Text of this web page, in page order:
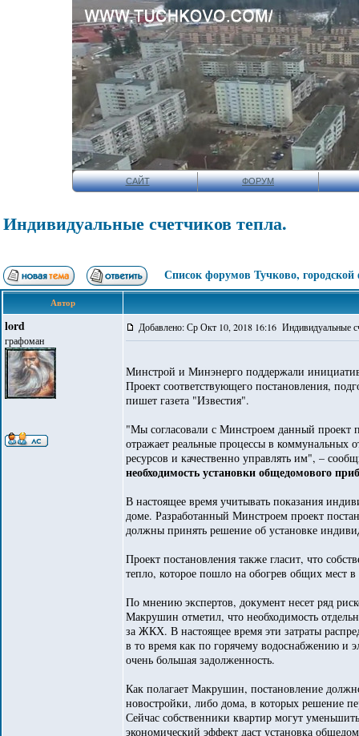
САЙТ ФОРУМ
Индивидуальные счетчиков тепла.
Список форумов Тучково,
Автор
lord
графоман
Добавлено: Ср Окт 10, 2018 16:16 Индивидуальные
Минстрой и Минэнерго поддержали
Проект соответствующего постановления,
пишет газета "Известия".
"Мы согласовали с Минстроем данный проект
отражает реальные процессы в коммунальных
ресурсов и качественно управлять им", –
необходимость установки общедомового
В настоящее время учитывать показания
доме. Разработанный Минстроем проект
должны принять решение об установке
Проект постановления также гласит, что
тепло, которое пошло на обогрев общих мест
По мнению экспертов, документ несет ряд
Макрушин отметил, что необходимость
за ЖКХ. В настоящее время эти затраты
в то время как по горячему водоснабжению и
очень большая задолженность.
Как полагает Макрушин, постановление
новостройки, либо дома, в которых решение
Сейчас собственники квартир могут
экономический эффект даст установка